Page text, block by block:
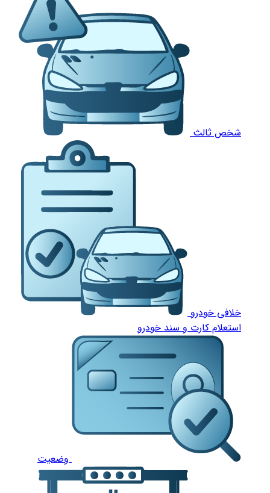
شخص ثالث
خلافی خودرو
استعلام کارت و سند خودرو
وضعیت